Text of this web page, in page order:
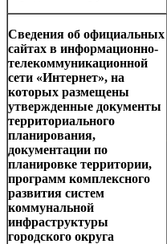
Сведения об официальных
сайтах в информационно-
телекоммуникационной
сети «Интернет», на
которых размещены
утвержденные документы
территориального
планирования,
документации по
планировке территории,
программ комплексного
развития систем
коммунальной
инфраструктуры
городского округа